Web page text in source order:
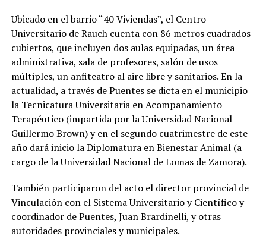
Ubicado en el barrio “40 Viviendas”, el Centro
Universitario de Rauch cuenta con 86 metros cuadrados
cubiertos, que incluyen dos aulas equipadas, un área
administrativa, sala de profesores, salón de usos
múltiples, un anfiteatro al aire libre y sanitarios. En la
actualidad, a través de Puentes se dicta en el municipio
la Tecnicatura Universitaria en Acompañamiento
Terapéutico (impartida por la Universidad Nacional
Guillermo Brown) y en el segundo cuatrimestre de este
año dará inicio la Diplomatura en Bienestar Animal (a
cargo de la Universidad Nacional de Lomas de Zamora).
También participaron del acto el director provincial de
Vinculación con el Sistema Universitario y Científico y
coordinador de Puentes, Juan Brardinelli, y otras
autoridades provinciales y municipales.